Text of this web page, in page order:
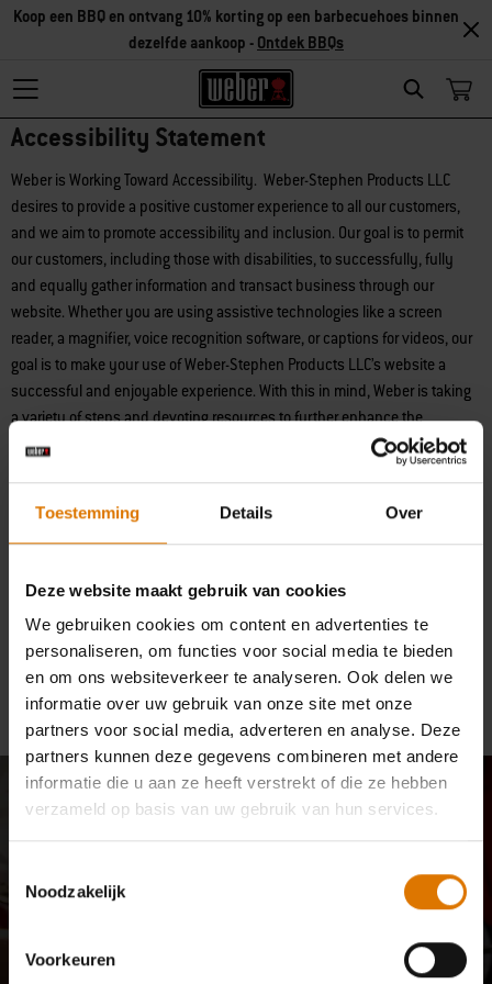
Toestemming Details Over
Deze website maakt gebruik van cookies
We gebruiken cookies om content en advertenties te
personaliseren, om functies voor social media te bieden
en om ons websiteverkeer te analyseren. Ook delen we
informatie over uw gebruik van onze site met onze
partners voor social media, adverteren en analyse. Deze
partners kunnen deze gegevens combineren met andere
informatie die u aan ze heeft verstrekt of die ze hebben
verzameld op basis van uw gebruik van hun services.
Noodzakelijk
Voorkeuren
Search
Koop een BBQ en ontvang 10% korting op een barbecuehoes binnen
dezelfde aankoop - Ontdek BBQs
Accessibility Statement
Weber is Working Toward Accessibility. Weber-Stephen Products LLC
desires to provide a positive customer experience to all our customers,
and we aim to promote accessibility and inclusion. Our goal is to permit
our customers, including those with disabilities, to successfully, fully
and equally gather information and transact business through our
website. Whether you are using assistive technologies like a screen
reader, a magnifier, voice recognition software, or captions for videos, our
goal is to make your use of Weber-Stephen Products LLC’s website a
successful and enjoyable experience. With this in mind, Weber is taking
a variety of steps and devoting resources to further enhance the
accessibility of our website, and this is an ongoing effort.
Accessibility Assistance. We want you to contact us if you have difficulty
using or accessing any element of this website or any Weber-Stephen
Products LLC mobile app or tool, or if you have any feedback. If you have
suggestions as to how we could improve accessibility of this website,
please call us at800-446-1071or email us
support@weberstephen.comand we will work with you to provide the
information, item, or transaction you seek through a communication
method or that is accessible for you and consistent with applicable law
(for example, through telephone support).
Meld je aan: 10% korting
E-mailupdates van onze community van barbecuekenners,
ontvang 10% korting op je eerste bestelling.